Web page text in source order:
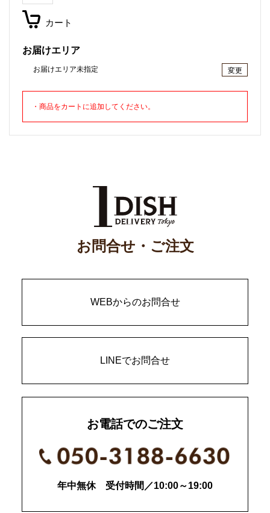
カート
お届けエリア
お届けエリア未指定 変更
・商品をカートに追加してください。
お問合せ・ご注文
WEBからのお問合せ
LINEでお問合せ
お電話でのご注文
年中無休 受付時間／10:00～19:00